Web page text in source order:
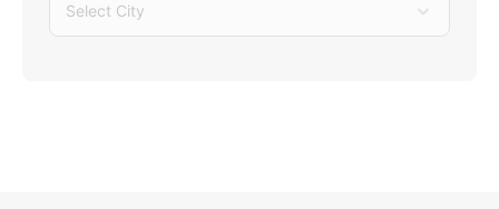
Select City